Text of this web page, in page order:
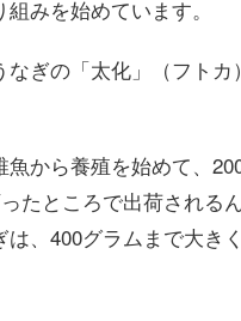
みを始めています。
ぎの「太化」（フトカ
魚から養殖を始めて、
たところで出荷される
、400グラムまで大き